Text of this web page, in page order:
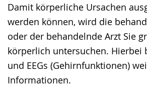
Damit körperliche Ursachen
werden können, wird die
oder der behandelnde Arzt Sie
körperlich untersuchen. Hierbei
und EEGs (Gehirnfunktionen)
Informationen.